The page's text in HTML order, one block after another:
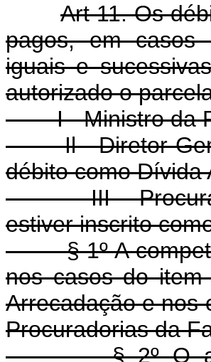
Art 11. Os
pagos, em casos
iguais e
autorizado o
I - Ministro da
Il - Diretor-Geral
débito como Dívida
III - Procurador-
estiver inscrito
§ 1º A
nos casos do item
Arrecadação e nos
Procuradorias da
§ 2º O atraso